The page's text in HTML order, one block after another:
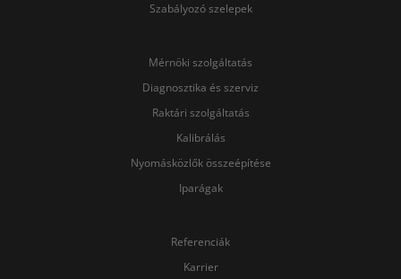
Szabályozó szelepek
Mérnöki szolgáltatás
Diagnosztika és szerviz
Raktári szolgáltatás
Kalibrálás
Nyomásközlők összeépítése
Iparágak
Referenciák
Karrier